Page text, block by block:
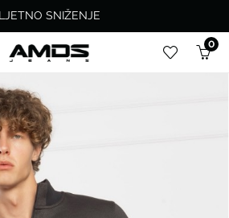
LJETNO SNIŽENJE
0